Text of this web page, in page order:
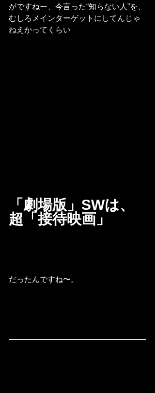
がですねー、今言った“知らない人”を、
むしろメインターゲットにしてんじゃ
ねえかってくらい
「劇場版」SWは、
超「接待映画」
だったんですね〜。